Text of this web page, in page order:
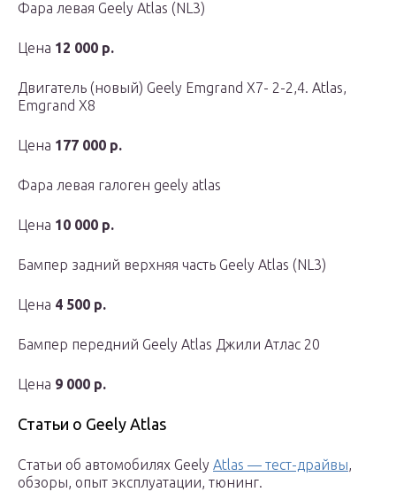
Фара левая Geely Atlas (NL3)
Цена 12 000 р.
Двигатель (новый) Geely Emgrand X7- 2-2,4. Atlas,
Emgrand X8
Цена 177 000 р.
Фара левая галоген geely atlas
Цена 10 000 р.
Бампер задний верхняя часть Geely Atlas (NL3)
Цена 4 500 р.
Бампер передний Geely Atlas Джили Атлас 20
Цена 9 000 р.
Статьи о Geely Atlas
Статьи об автомобилях Geely Atlas — тест-драйвы,
обзоры, опыт эксплуатации, тюнинг.